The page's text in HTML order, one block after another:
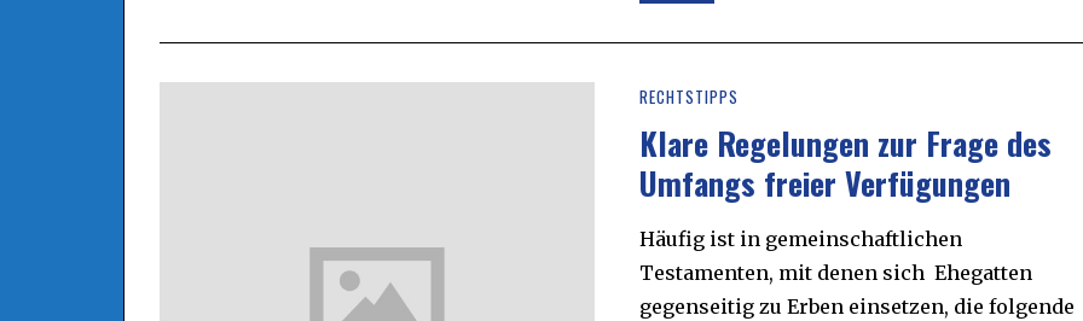
RECHTSTIPPS
Klare Regelungen zur Frage des
Umfangs freier Verfügungen
Häufig ist in gemeinschaftlichen
Testamenten, mit denen sich Ehegatten
gegenseitig zu Erben einsetzen, die folgende